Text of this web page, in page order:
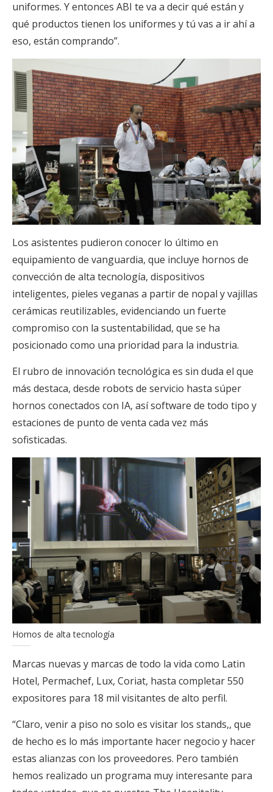
uniformes. Y entonces ABI te va a decir qué están y
qué productos tienen los uniformes y tú vas a ir ahí a
eso, están comprando”.
Los asistentes pudieron conocer lo último en
equipamiento de vanguardia, que incluye hornos de
convección de alta tecnología, dispositivos
inteligentes, pieles veganas a partir de nopal y vajillas
cerámicas reutilizables, evidenciando un fuerte
compromiso con la sustentabilidad, que se ha
posicionado como una prioridad para la industria.
El rubro de innovación tecnológica es sin duda el que
más destaca, desde robots de servicio hasta súper
hornos conectados con IA, así software de todo tipo y
estaciones de punto de venta cada vez más
sofisticadas.
Hornos de alta tecnología
Marcas nuevas y marcas de todo la vida como Latin
Hotel, Permachef, Lux, Coriat, hasta completar 550
expositores para 18 mil visitantes de alto perfil.
“Claro, venir a piso no solo es visitar los stands,, que
de hecho es lo más importante hacer negocio y hacer
estas alianzas con los proveedores. Pero también
hemos realizado un programa muy interesante para